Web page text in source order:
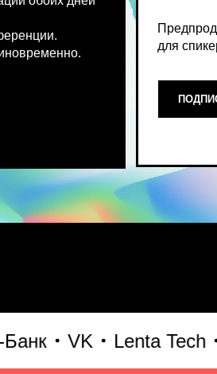
для спикеров откроются
ПОДПИСАТЬСЯ НА
VK Lenta Tech
Место, где можно получить
что действительно работает и
генеративного AI прямо сейчас.